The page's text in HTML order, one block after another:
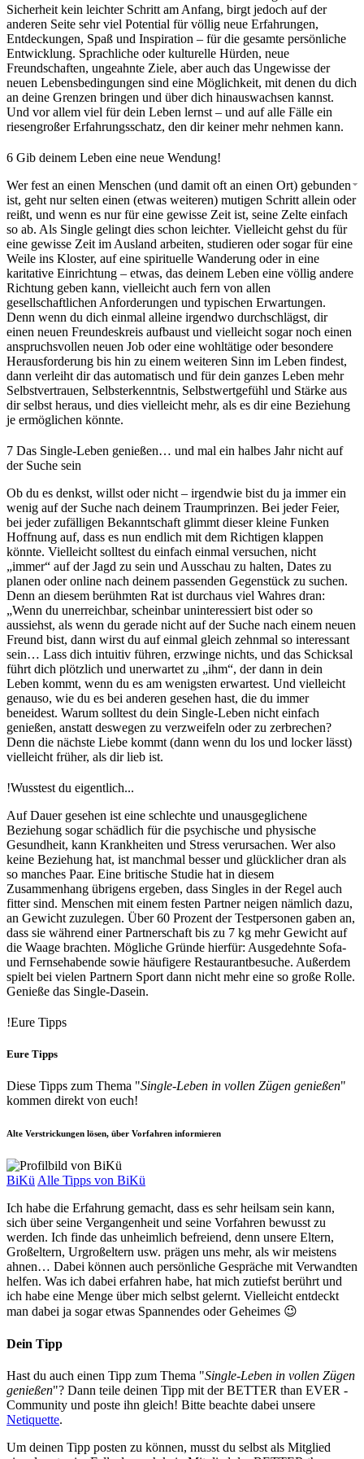
Sicherheit kein leichter Schritt am Anfang, birgt jedoch auf der
anderen Seite sehr viel Potential für völlig neue Erfahrungen,
Entdeckungen, Spaß und Inspiration – für die gesamte persönliche
Entwicklung. Sprachliche oder kulturelle Hürden, neue
Freundschaften, ungeahnte Ziele, aber auch das Ungewisse der
neuen Lebensbedingungen sind eine Möglichkeit, mit denen du dich
an deine Grenzen bringen und über dich hinauswachsen kannst.
Und vor allem viel für dein Leben lernst – und auf alle Fälle ein
riesengroßer Erfahrungsschatz, den dir keiner mehr nehmen kann.
6 Gib deinem Leben eine neue Wendung!
Wer fest an einen Menschen (und damit oft an einen Ort) gebunden
ist, geht nur selten einen (etwas weiteren) mutigen Schritt allein oder
reißt, und wenn es nur für eine gewisse Zeit ist, seine Zelte einfach
so ab. Als Single gelingt dies schon leichter. Vielleicht gehst du für
eine gewisse Zeit im Ausland arbeiten, studieren oder sogar für eine
Weile ins Kloster, auf eine spirituelle Wanderung oder in eine
karitative Einrichtung – etwas, das deinem Leben eine völlig andere
Richtung geben kann, vielleicht auch fern von allen
gesellschaftlichen Anforderungen und typischen Erwartungen.
Denn wenn du dich einmal alleine irgendwo durchschlägst, dir
einen neuen Freundeskreis aufbaust und vielleicht sogar noch einen
anspruchsvollen neuen Job oder eine wohltätige oder besondere
Herausforderung bis hin zu einem weiteren Sinn im Leben findest,
dann verleiht dir das automatisch und für dein ganzes Leben mehr
Selbstvertrauen, Selbsterkenntnis, Selbstwertgefühl und Stärke aus
dir selbst heraus, und dies vielleicht mehr, als es dir eine Beziehung
je ermöglichen könnte.
7 Das Single-Leben genießen… und mal ein halbes Jahr nicht auf
der Suche sein
Ob du es denkst, willst oder nicht – irgendwie bist du ja immer ein
wenig auf der Suche nach deinem Traumprinzen. Bei jeder Feier,
bei jeder zufälligen Bekanntschaft glimmt dieser kleine Funken
Hoffnung auf, dass es nun endlich mit dem Richtigen klappen
könnte. Vielleicht solltest du einfach einmal versuchen, nicht
„immer“ auf der Jagd zu sein und Ausschau zu halten, Dates zu
planen oder online nach deinem passenden Gegenstück zu suchen.
Denn an diesem berühmten Rat ist durchaus viel Wahres dran:
„Wenn du unerreichbar, scheinbar uninteressiert bist oder so
aussiehst, als wenn du gerade nicht auf der Suche nach einem neuen
Freund bist, dann wirst du auf einmal gleich zehnmal so interessant
sein… Lass dich intuitiv führen, erzwinge nichts, und das Schicksal
führt dich plötzlich und unerwartet zu „ihm“, der dann in dein
Leben kommt, wenn du es am wenigsten erwartest. Und vielleicht
genauso, wie du es bei anderen gesehen hast, die du immer
beneidest. Warum solltest du dein Single-Leben nicht einfach
genießen, anstatt deswegen zu verzweifeln oder zu zerbrechen?
Denn die nächste Liebe kommt (dann wenn du los und locker lässt)
vielleicht früher, als dir lieb ist.
!Wusstest du eigentlich...
Auf Dauer gesehen ist eine schlechte und unausgeglichene
Beziehung sogar schädlich für die psychische und physische
Gesundheit, kann Krankheiten und Stress verursachen. Wer also
keine Beziehung hat, ist manchmal besser und glücklicher dran als
so manches Paar. Eine britische Studie hat in diesem
Zusammenhang übrigens ergeben, dass Singles in der Regel auch
fitter sind. Menschen mit einem festen Partner neigen nämlich dazu,
an Gewicht zuzulegen. Über 60 Prozent der Testpersonen gaben an,
dass sie während einer Partnerschaft bis zu 7 kg mehr Gewicht auf
die Waage brachten. Mögliche Gründe hierfür: Ausgedehnte Sofa-
und Fernsehabende sowie häufigere Restaurantbesuche. Außerdem
spielt bei vielen Partnern Sport dann nicht mehr eine so große Rolle.
Genieße das Single-Dasein.
!Eure Tipps
Eure Tipps
Diese Tipps zum Thema "Single-Leben in vollen Zügen genießen"
kommen direkt von euch!
Alte Verstrickungen lösen, über Vorfahren informieren
BiKü Alle Tipps von BiKü
Ich habe die Erfahrung gemacht, dass es sehr heilsam sein kann,
sich über seine Vergangenheit und seine Vorfahren bewusst zu
werden. Ich finde das unheimlich befreiend, denn unsere Eltern,
Großeltern, Urgroßeltern usw. prägen uns mehr, als wir meistens
ahnen… Dabei können auch persönliche Gespräche mit Verwandten
helfen. Was ich dabei erfahren habe, hat mich zutiefst berührt und
ich habe eine Menge über mich selbst gelernt. Vielleicht entdeckt
man dabei ja sogar etwas Spannendes oder Geheimes 😉
Dein Tipp
Hast du auch einen Tipp zum Thema "Single-Leben in vollen Zügen
genießen"? Dann teile deinen Tipp mit der BETTER than EVER -
Community und poste ihn gleich! Bitte beachte dabei unsere
Netiquette.
Um deinen Tipp posten zu können, musst du selbst als Mitglied